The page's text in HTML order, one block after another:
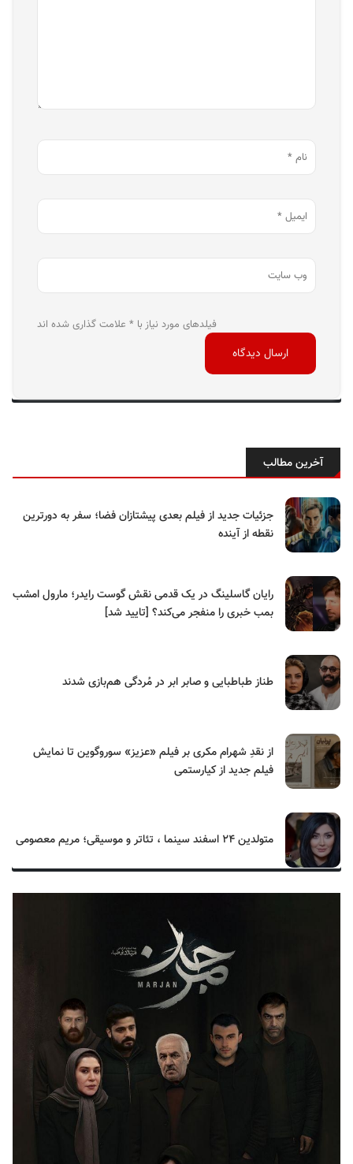
فیلدهای مورد نیاز با * علامت گذاری شده اند
آخرین مطالب
جزئیات جدید از فیلم بعدی پیشتازان فضا؛ سفر به دورترین
نقطه از آینده
رایان گاسلینگ در یک قدمی نقش گوست رایدر؛ مارول امشب
بمب خبری را منفجر می‌کند؟ [تایید شد]
طناز طباطبایی و صابر ابر در مُردگی هم‌بازی شدند
از نقدِ شهرام مکری بر فیلم «عزیز» سوروگوین تا نمایش
فیلم جدید از کیارستمی
متولدین ۲۴ اسفند سینما ، تئاتر و موسیقی؛ مریم معصومی